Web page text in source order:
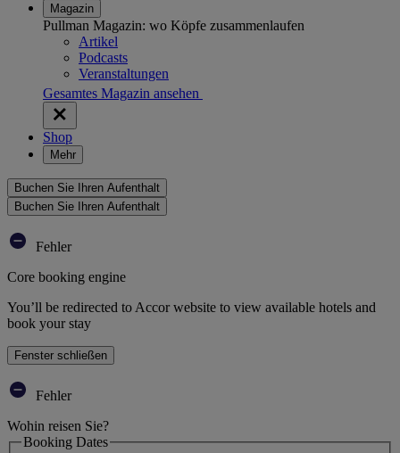
Magazin
Pullman Magazin: wo Köpfe zusammenlaufen
Artikel
Podcasts
Veranstaltungen
Gesamtes Magazin ansehen
Shop
Mehr
Buchen Sie Ihren Aufenthalt
Buchen Sie Ihren Aufenthalt
Fehler
Core booking engine
You’ll be redirected to Accor website to view available hotels and
book your stay
Fenster schließen
Fehler
Wohin reisen Sie?
Booking Dates